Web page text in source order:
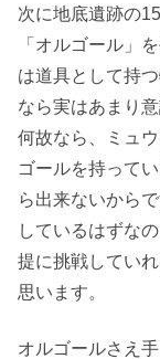
次に地底遺跡の
「オルゴール」
は道具として持
なら実はあまり
何故なら、ミュ
ゴールを持って
ら出来ないから
しているはずな
提に挑戦してい
思います。
オルゴールさえ